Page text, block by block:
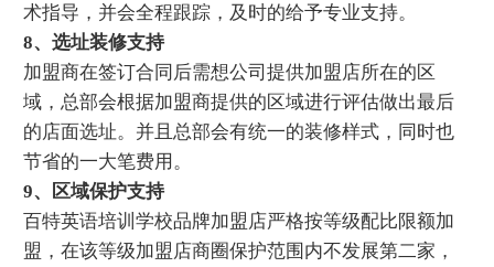
术指导，并会全程跟踪，及时的给予专业支持。
8、选址装修支持
加盟商在签订合同后需想公司提供加盟店所在的区
域，总部会根据加盟商提供的区域进行评估做出最后
的店面选址。并且总部会有统一的装修样式，同时也
节省的一大笔费用。
9、区域保护支持
百特英语培训学校品牌加盟店严格按等级配比限额加
盟，在该等级加盟店商圈保护范围内不发展第二家，